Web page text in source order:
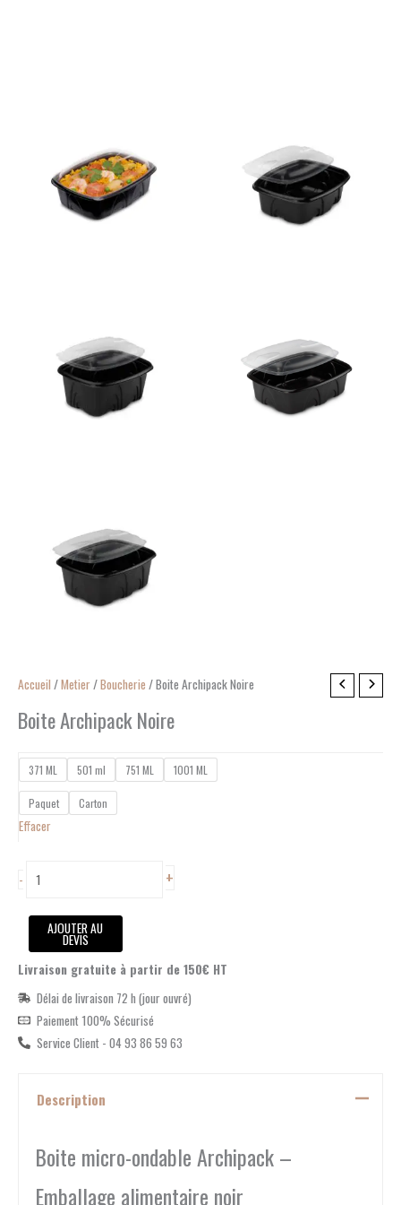
Accueil /Metier /Boucherie / Boite Archipack Noire
Boite Archipack Noire
371 ML 501 ml 751 ML 1001 ML
Paquet Carton
Effacer
-
quantité
Boite
Noire
+
AJOUTER AU
DEVIS
Livraison gratuite à partir de 150€ HT
Délai de livraison 72 h (jour ouvré)
Paiement 100% Sécurisé
Service Client - 04 93 86 59 63
Description
Boite micro-ondable Archipack –
Emballage alimentaire noir